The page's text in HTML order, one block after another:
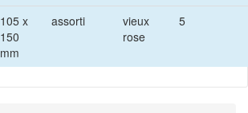
105 x
150
mm
assorti
vieux
rose
5